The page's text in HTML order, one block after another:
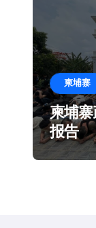
柬埔寨
柬埔
报告